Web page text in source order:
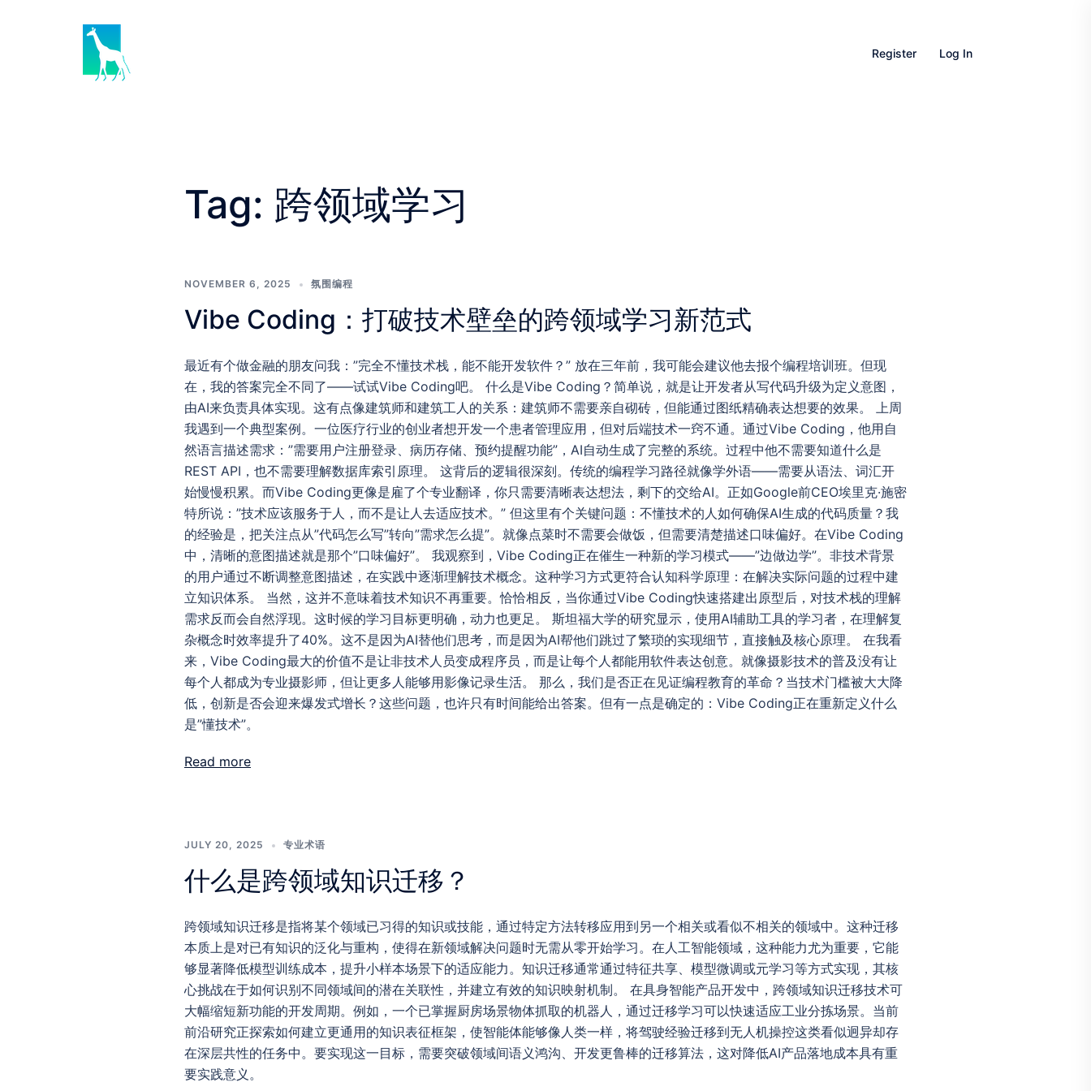
Register Log In
Tag: 跨领域学习
NOVEMBER 6, 2025 氛围编程
Vibe Coding：打破技术壁垒的跨领域学习新范式
最近有个做金融的朋友问我：”完全不懂技术栈，能不能开发软件？” 放在三年前，我可能会建议他去报个编程培训班。但现
在，我的答案完全不同了——试试Vibe Coding吧。 什么是Vibe Coding？简单说，就是让开发者从写代码升级为定义意图，
由AI来负责具体实现。这有点像建筑师和建筑工人的关系：建筑师不需要亲自砌砖，但能通过图纸精确表达想要的效果。 上周
我遇到一个典型案例。一位医疗行业的创业者想开发一个患者管理应用，但对后端技术一窍不通。通过Vibe Coding，他用自
然语言描述需求：”需要用户注册登录、病历存储、预约提醒功能”，AI自动生成了完整的系统。过程中他不需要知道什么是
REST API，也不需要理解数据库索引原理。 这背后的逻辑很深刻。传统的编程学习路径就像学外语——需要从语法、词汇开
始慢慢积累。而Vibe Coding更像是雇了个专业翻译，你只需要清晰表达想法，剩下的交给AI。正如Google前CEO埃里克·施密
特所说：”技术应该服务于人，而不是让人去适应技术。” 但这里有个关键问题：不懂技术的人如何确保AI生成的代码质量？我
的经验是，把关注点从”代码怎么写”转向”需求怎么提”。就像点菜时不需要会做饭，但需要清楚描述口味偏好。在Vibe Coding
中，清晰的意图描述就是那个”口味偏好”。 我观察到，Vibe Coding正在催生一种新的学习模式——”边做边学”。非技术背景
的用户通过不断调整意图描述，在实践中逐渐理解技术概念。这种学习方式更符合认知科学原理：在解决实际问题的过程中建
立知识体系。 当然，这并不意味着技术知识不再重要。恰恰相反，当你通过Vibe Coding快速搭建出原型后，对技术栈的理解
需求反而会自然浮现。这时候的学习目标更明确，动力也更足。 斯坦福大学的研究显示，使用AI辅助工具的学习者，在理解复
杂概念时效率提升了40%。这不是因为AI替他们思考，而是因为AI帮他们跳过了繁琐的实现细节，直接触及核心原理。 在我看
来，Vibe Coding最大的价值不是让非技术人员变成程序员，而是让每个人都能用软件表达创意。就像摄影技术的普及没有让
每个人都成为专业摄影师，但让更多人能够用影像记录生活。 那么，我们是否正在见证编程教育的革命？当技术门槛被大大降
低，创新是否会迎来爆发式增长？这些问题，也许只有时间能给出答案。但有一点是确定的：Vibe Coding正在重新定义什么
是”懂技术”。
Read more
JULY 20, 2025 专业术语
什么是跨领域知识迁移？
跨领域知识迁移是指将某个领域已习得的知识或技能，通过特定方法转移应用到另一个相关或看似不相关的领域中。这种迁移
本质上是对已有知识的泛化与重构，使得在新领域解决问题时无需从零开始学习。在人工智能领域，这种能力尤为重要，它能
够显著降低模型训练成本，提升小样本场景下的适应能力。知识迁移通常通过特征共享、模型微调或元学习等方式实现，其核
心挑战在于如何识别不同领域间的潜在关联性，并建立有效的知识映射机制。 在具身智能产品开发中，跨领域知识迁移技术可
大幅缩短新功能的开发周期。例如，一个已掌握厨房场景物体抓取的机器人，通过迁移学习可以快速适应工业分拣场景。当前
前沿研究正探索如何建立更通用的知识表征框架，使智能体能够像人类一样，将驾驶经验迁移到无人机操控这类看似迥异却存
在深层共性的任务中。要实现这一目标，需要突破领域间语义鸿沟、开发更鲁棒的迁移算法，这对降低AI产品落地成本具有重
要实践意义。